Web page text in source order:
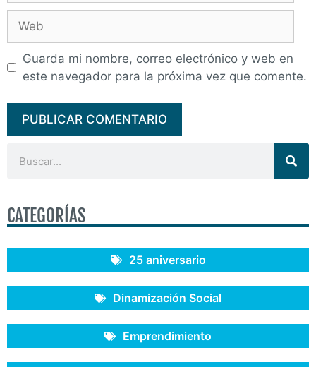
Guarda mi nombre, correo electrónico y web en
este navegador para la próxima vez que comente.
CATEGORÍAS
25 aniversario
Dinamización Social
Emprendimiento